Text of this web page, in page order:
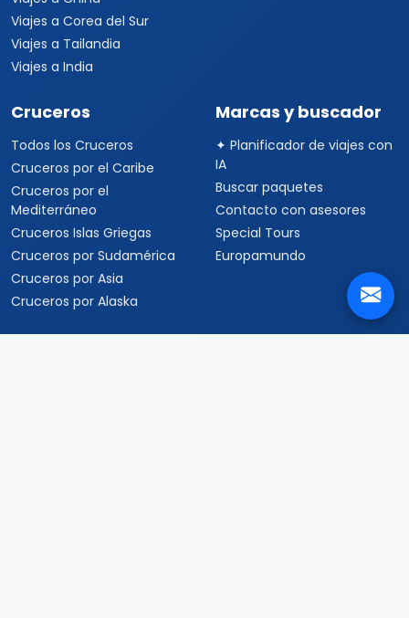
Viajes a Corea del Sur
Viajes a Tailandia
Viajes a India
Cruceros
Todos los Cruceros
Cruceros por el Caribe
Cruceros por el
Mediterráneo
Cruceros Islas Griegas
Cruceros por Sudamérica
Cruceros por Asia
Cruceros por Alaska
Marcas y buscador
✦ Planificador de viajes con
IA
Buscar paquetes
Contacto con asesores
Special Tours
Europamundo